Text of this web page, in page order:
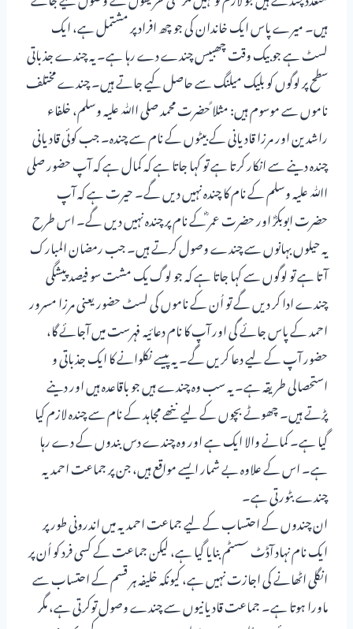
ہیں۔ میرے پاس ایک خاندان کی جو چھ افراد پر مشتمل ہے، ایک
لسٹ ہے جو بیک وقت چھبیس چندے دے رہا ہے۔ یہ چندے جذباتی
سطح پر لوگوں کو بلیک میلنگ سے حاصل کیے جاتے ہیں۔ چندے مختلف
ناموں سے موسوم ہیں: مثلا ًحضرت محمد صلی اﷲ علیہ وسلم، خلفاء
راشدین اور مرزا قادیانی کے بیٹوں کے نام سے چندہ۔ جب کوئی قادیانی
چندہ دینے سے انکار کرتا ہے تو کہا جاتا ہے کہ کمال ہے کہ آپ حضور صلی
اﷲ علیہ وسلم کے نام کا چندہ نہیں دیں گے۔ حیرت ہے کہ آپ
حضرت ابوبکرؓ اور حضرت عمر ؓکے نام پر چندہ نہیں دیں گے۔ اس طرح
یہ حیلوں بہانوں سے چندے وصول کرتے ہیں۔ جب رمضان المبارک
آتا ہے تو لوگوں سے کہا جاتا ہے کہ جو لوگ یک مشت سو فیصد پیشگی
چندے ادا کر دیں گے تو اُن کے ناموں کی لسٹ حضور یعنی مرزا مسرور
احمد کے پاس جائے گی اور آپ کا نام دعائیہ فہرست میں آجائے گا،
حضور آپ کے لیے دعا کریں گے۔ یہ پیسے نکلوانے کا ایک جذباتی و
استحصالی طریقہ ہے۔ یہ سب وہ چندے ہیں جو باقاعدہ ہیں اور دینے
پڑتے ہیں۔ چھوٹے بچوں کے لیے ننھے مجاہد کے نام سے چندہ لازم کیا
گیا ہے۔ کمانے والا ایک ہے اور وہ چندے دس بندوں کے دے رہا
ہے۔ اس کے علاوہ بے شمار ایسے مواقع ہیں، جن پر جماعت احمدیہ
چندے بٹورتی ہے۔
ان چندوں کے احتساب کے لیے جماعت احمدیہ میں اندرونی طور پر
ایک نام نہاد آڈٹ سسٹم بنایا گیا ہے، لیکن جماعت کے کسی فرد کو اُن پر
انگلی اٹھانے کی اجازت نہیں ہے، کیونکہ خلیفہ ہر قسم کے احتساب سے
ماورا ہوتا ہے۔ جماعت قادیانیوں سے چندے وصول توکرتی ہے، مگر